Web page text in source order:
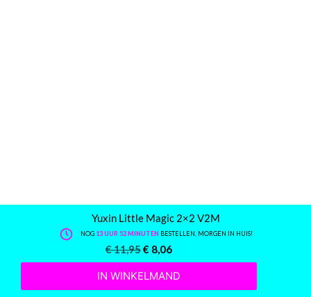
Yuxin Little Magic 2×2 V2M
NOG 13 UUR 52 MINUTEN BESTELLEN, MORGEN IN HUIS!
€11,95€ 8,06
IN WINKELMAND